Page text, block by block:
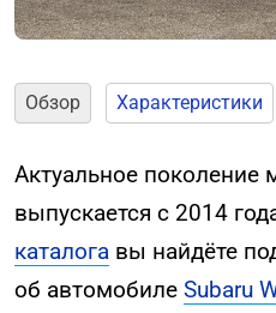
Обзор Характеристики
Актуальное поколение
выпускается с 2014
каталога вы найдёте
об автомобиле Subaru